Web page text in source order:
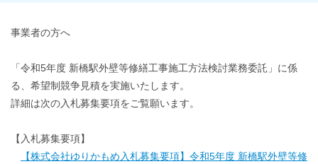
事業者の方へ
「令和5年度 新橋駅外壁等修繕工事施工方法検討業務委託」に係
る、希望制競争見積を実施いたします。
詳細は次の入札募集要項をご覧願います。
【入札募集要項】
【株式会社ゆりかもめ入札募集要項】令和5年度 新橋駅外壁等修